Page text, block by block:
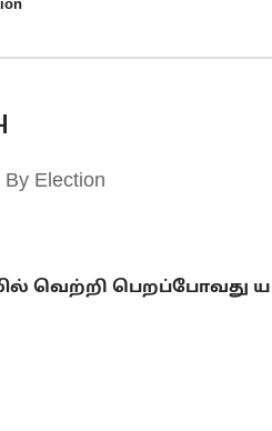
Election
வெற்றி பெறப்போவது